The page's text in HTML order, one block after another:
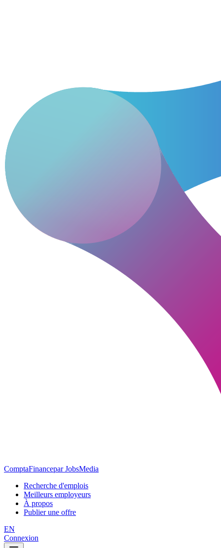
ComptaFinancepar JobsMedia
Recherche d'emplois
Meilleurs employeurs
À propos
Publier une offre
EN
Connexion